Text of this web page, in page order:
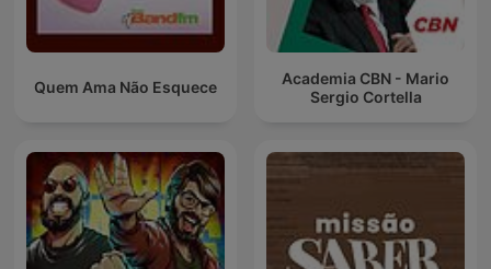
Quem Ama Não Esquece
Academia CBN - Mario
Sergio Cortella